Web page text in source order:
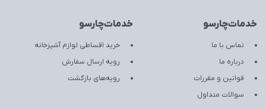
خدمات‌چارسو
تماس با ما
درباره ما
قوانین و مقررات
سوالات متداول
خدمات‌چارسو
خرید اقساطی لوازم آشپزخانه
رویه ارسال سفارش
رویه‌های بازگشت